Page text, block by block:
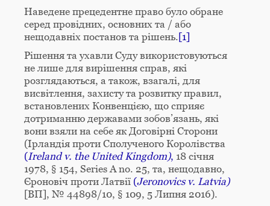
Наведене прецедентне право було обране
серед провідних, основних та / або
нещодавніх постанов та рішень.[1]
Рішення та ухавли Суду використовуються
не лише для вирішення справ, які
розглядаються, а також, взагалі, для
висвітлення, захисту та розвитку правил,
встановлених Конвенцією, що сприяє
дотриманню державами зобов’язань, які
вони взяли на себе як Договірні Сторони
(Ірландія проти Сполученого Королівства
(Ireland v. the United Kingdom), 18 січня
1978, § 154, Series A no. 25, та, нещодавно,
Єроновіч проти Латвії (Jeronovics v. Latvia)
[ВП], № 44898/10, § 109, 5 Липня 2016).